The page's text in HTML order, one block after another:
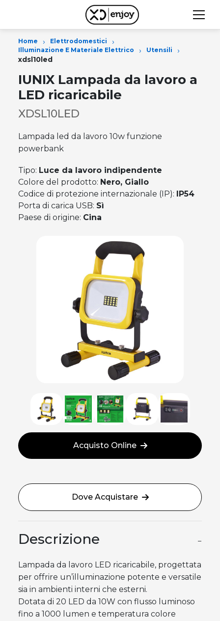
Home › Elettrodomestici ›
Illuminazione E Materiale Elettrico › Utensili ›
xdsl10led
IUNIX Lampada da lavoro a
LED ricaricabile
XDSL10LED
Lampada led da lavoro 10w funzione
powerbank
Tipo: Luce da lavoro indipendente
Colore del prodotto: Nero, Giallo
Codice di protezione internazionale (IP): IP54
Porta di carica USB: Sì
Paese di origine: Cina
Acquisto Online
Dove Acquistare
Descrizione −
Lampada da lavoro LED ricaricabile, progettata
per offrire un’illuminazione potente e versatile
sia in ambienti interni che esterni.
Dotata di 20 LED da 10W con flusso luminoso
fino a 1000 lumen e temperatura colore